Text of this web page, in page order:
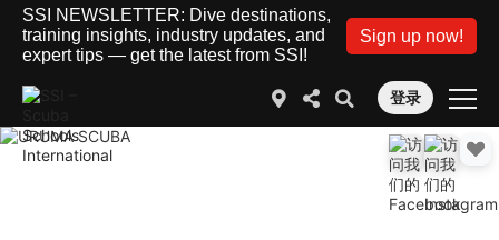
SSI NEWSLETTER: Dive destinations,
training insights, industry updates, and
expert tips — get the latest from SSI!
Sign up now!
登录